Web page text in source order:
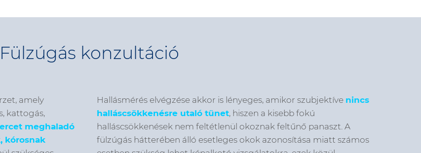
Fülzúgás konzultáció
amely
kattogás,
meghaladó
kórosnak
Hallásmérés elvégzése akkor is lényeges, amikor szubjektíve nincs
halláscsökkenésre utaló tünet, hiszen a kisebb fokú
halláscsökkenések nem feltétlenül okoznak feltűnő panaszt. A
fülzúgás hátterében álló esetleges okok azonosítása miatt számos